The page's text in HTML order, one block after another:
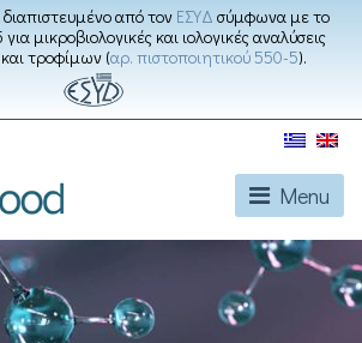
από τον ΕΣΥΔ σύμφωνα με το
μικροβιολογικές και ιολογικές αναλύσεις
τροφίμων (αρ. πιστοποιητικού 550-5).
Menu